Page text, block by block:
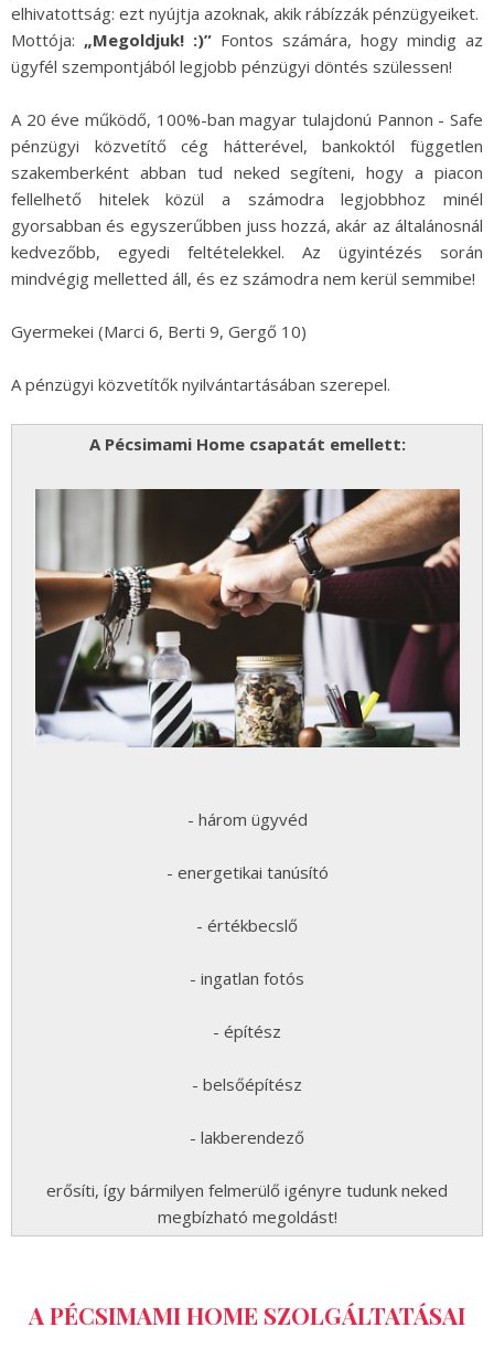
elhivatottság: ezt nyújtja azoknak, akik rábízzák pénzügyeiket.
Mottója: „Megoldjuk! :)” Fontos számára, hogy mindig az
ügyfél szempontjából legjobb pénzügyi döntés szülessen!
A 20 éve működő, 100%-ban magyar tulajdonú Pannon - Safe
pénzügyi közvetítő cég hátterével, bankoktól független
szakemberként abban tud neked segíteni, hogy a piacon
fellelhető hitelek közül a számodra legjobbhoz minél
gyorsabban és egyszerűbben juss hozzá, akár az általánosnál
kedvezőbb, egyedi feltételekkel. Az ügyintézés során
mindvégig melletted áll, és ez számodra nem kerül semmibe!
Gyermekei (Marci 6, Berti 9, Gergő 10)
A pénzügyi közvetítők nyilvántartásában szerepel.
A Pécsimami Home csapatát emellett:
- három ügyvéd
- energetikai tanúsító
- értékbecslő
- ingatlan fotós
- építész
- belsőépítész
- lakberendező
erősíti, így bármilyen felmerülő igényre tudunk neked
megbízható megoldást!
A PÉCSIMAMI HOME SZOLGÁLTATÁSAI